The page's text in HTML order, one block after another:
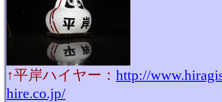
↑平岸ハイヤー： http://
hire.co.jp/